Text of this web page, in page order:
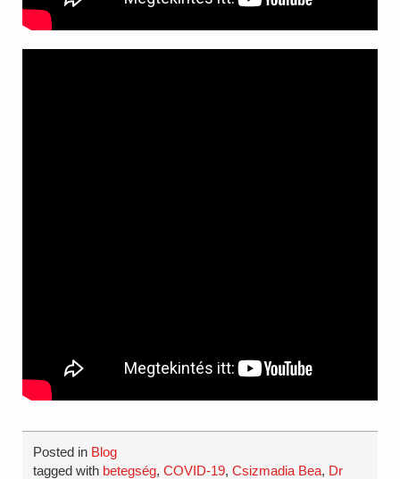
Posted in Blog
tagged with betegség,COVID-19,Csizmadia Bea, Dr